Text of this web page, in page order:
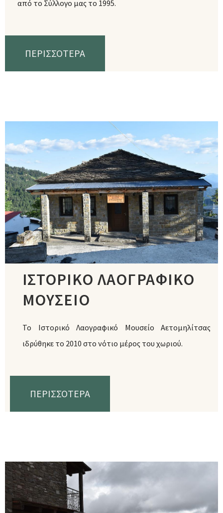
από το Σύλλογο μας το 1995.
ΠΕΡΙΣΣΟΤΕΡΑ
ΙΣΤΟΡΙΚΟ ΛΑΟΓΡΑΦΙΚΟ
ΜΟΥΣΕΙΟ
Το Ιστορικό Λαογραφικό Μουσείο Αετομηλίτσας
ιδρύθηκε το 2010 στο νότιο μέρος του χωριού.
ΠΕΡΙΣΣΟΤΕΡΑ